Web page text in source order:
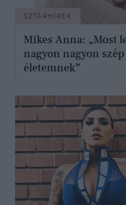
SZTÁRHÍREK
Mikes Anna: „Most
nagyon nagyon
életemnek”